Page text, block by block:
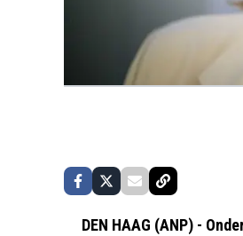
DEN HAAG (ANP) -